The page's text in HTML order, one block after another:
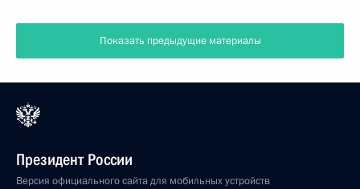
Показать предыдущие материалы
Президент России
Версия официального сайта для мобильных устройств